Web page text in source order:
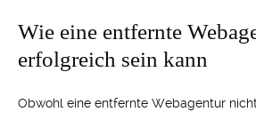
Wie eine entfernte
erfolgreich sein kann
Obwohl eine entfernte Webagentur